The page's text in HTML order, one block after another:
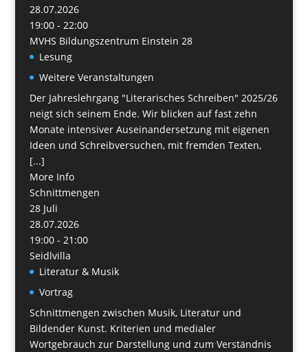
28.07.2026
19:00 - 22:00
MVHS Bildungszentrum Einstein 28
Lesung
Weitere Veranstaltungen
Der Jahreslehrgang "Literarisches Schreiben" 2025/26
neigt sich seinem Ende. Wir blicken auf fast zehn
Monate intensiver Auseinandersetzung mit eigenen
Ideen und Schreibversuchen, mit fremden Texten,
[...]
More Info
Schnittmengen
28 Juli
28.07.2026
19:00 - 21:00
Seidlvilla
Literatur & Musik
Vortrag
Schnittmengen zwischen Musik, Literatur und
Bildender Kunst. Kriterien und medialer
Wortgebrauch zur Darstellung und zum Verständnis